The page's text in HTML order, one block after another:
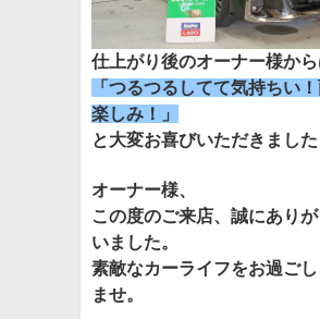
仕上がり後のオーナー様から
「つるつるしてて気持ちい
楽しみ！」
と大変お喜びいただきました
オーナー様、
この度のご来店、誠にあり
いました。
素敵なカーライフをお過ご
ませ。